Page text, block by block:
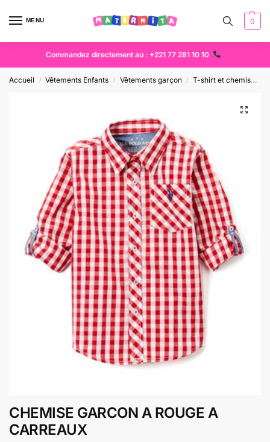
MENU 0
Commandez directement au : +221 77 281 10 10
Accueil / Vêtements Enfants / Vêtements garçon / T-shirt et chemise
CHEMISE GARCON A ROUGE A
CARREAUX